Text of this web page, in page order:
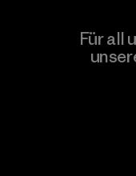
Youngone
(YHL)
Für all